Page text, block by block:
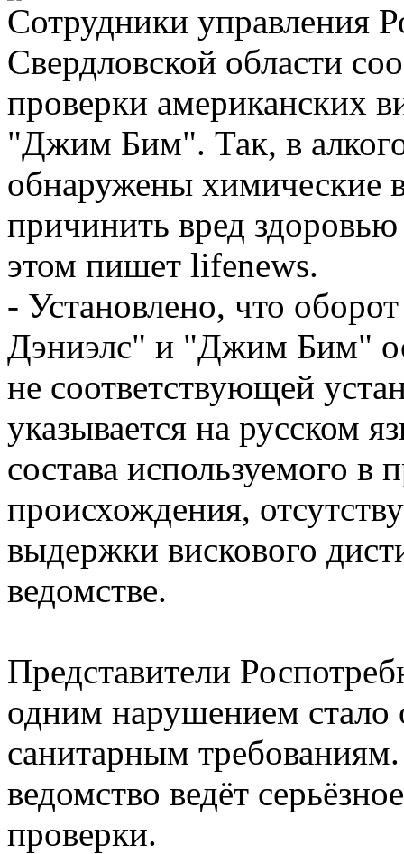
Сотрудники управления
Свердловской области
проверки американских
"Джим Бим". Так, в
обнаружены химические
причинить вред
этом пишет lifenews.
- Установлено, что
Дэниэлс" и "Джим Бим"
не соответствующей
указывается на русском
состава используемого в
происхождения,
выдержки вискового
ведомстве.
Представители
одним нарушением стало
санитарным
ведомство ведёт
проверки.